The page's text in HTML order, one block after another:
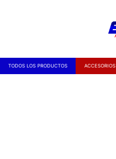
TODOS LOS PRODUCTOS ACCESORIOS